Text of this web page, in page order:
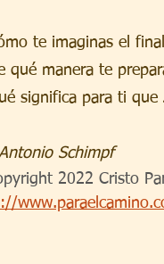
te imaginas el
qué manera te
significa para ti que
Schimpf
2022 Cristo